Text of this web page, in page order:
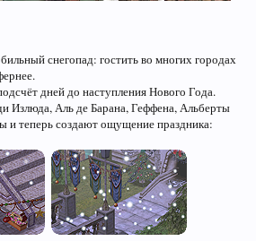
снегопад: гостить во многих городах
дней до наступления Нового Года.
Излюда, Аль де Барана, Геффена, Альберты
и теперь создают ощущение праздника: